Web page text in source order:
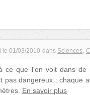
le 01/03/2010 dans Sciences
ce que l'on voit dans
pas dangereux : chaque
En savoir plus